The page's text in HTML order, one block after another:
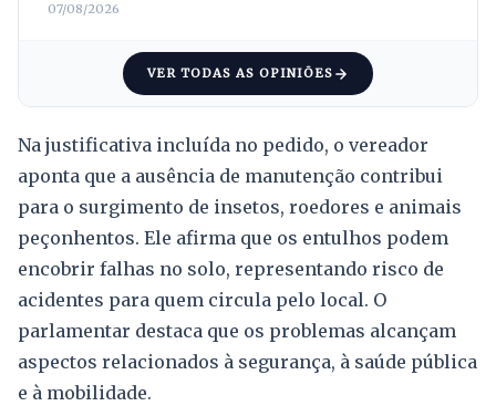
07/08/2026
VER TODAS AS OPINIÕES
Na justificativa incluída no pedido, o vereador
aponta que a ausência de manutenção contribui
para o surgimento de insetos, roedores e animais
peçonhentos. Ele afirma que os entulhos podem
encobrir falhas no solo, representando risco de
acidentes para quem circula pelo local. O
parlamentar destaca que os problemas alcançam
aspectos relacionados à segurança, à saúde pública
e à mobilidade.